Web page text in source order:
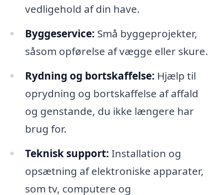
vedligehold af din have.
Byggeservice: Små byggeprojekter,
såsom opførelse af vægge eller skure.
Rydning og bortskaffelse: Hjælp til
oprydning og bortskaffelse af affald
og genstande, du ikke længere har
brug for.
Teknisk support: Installation og
opsætning af elektroniske apparater,
som tv, computere og